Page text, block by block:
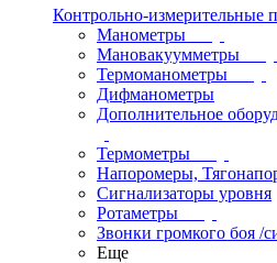
Контрольно-измерительные
Манометры
Мановакуумметры
Термоманометры
Дифманометры
Дополнительное
Термометры
Напоромеры,
Сигнализаторы уровня
Ротаметры
Звонки громкого боя /
Еще